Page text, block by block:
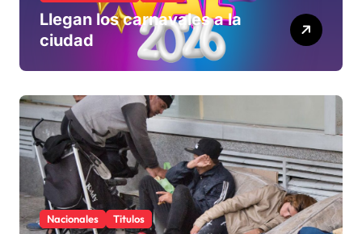
Llegan los carnavales a la
ciudad
Nacionales Titulos